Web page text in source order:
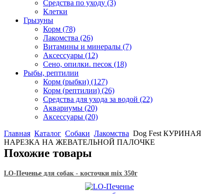
Средства по уходу (3)
Клетки
Грызуны
Корм (78)
Лакомства (26)
Витамины и минералы (7)
Аксессуары (12)
Сено, опилки. песок (18)
Рыбы, рептилии
Корм (рыбки) (127)
Корм (рептилии) (26)
Средства для ухода за водой (22)
Аквариумы (20)
Аксессуары (20)
Главная Каталог Собаки Лакомства Dog Fest КУРИНАЯ
НАРЕЗКА НА ЖЕВАТЕЛЬНОЙ ПАЛОЧКЕ
Похожие товары
LO-Печенье для собак - косточки mix 350г